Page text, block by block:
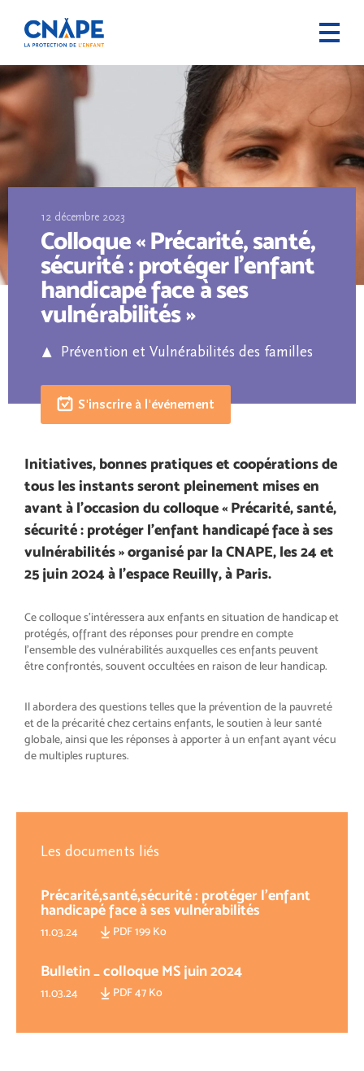
12 décembre 2023
Colloque « Précarité, santé,
sécurité : protéger l’enfant
handicapé face à ses
vulnérabilités »
Prévention et Vulnérabilités des familles
S'inscrire à l'événement
Initiatives, bonnes pratiques et coopérations de
tous les instants seront pleinement mises en
avant à l’occasion du colloque « Précarité, santé,
sécurité : protéger l’enfant handicapé face à ses
vulnérabilités » organisé par la CNAPE, les 24 et
25 juin 2024 à l’espace Reuilly, à Paris.
Ce colloque s’intéressera aux enfants en situation de handicap et
protégés, offrant des réponses pour prendre en compte
l’ensemble des vulnérabilités auxquelles ces enfants peuvent
être confrontés, souvent occultées en raison de leur handicap.
Il abordera des questions telles que la prévention de la pauvreté
et de la précarité chez certains enfants, le soutien à leur santé
globale, ainsi que les réponses à apporter à un enfant ayant vécu
de multiples ruptures.
Les documents liés
Précarité,santé,sécurité : protéger l’enfant
handicapé face à ses vulnérabilités
11.03.24 PDF 199 Ko
Bulletin _ colloque MS juin 2024
11.03.24 PDF 47 Ko